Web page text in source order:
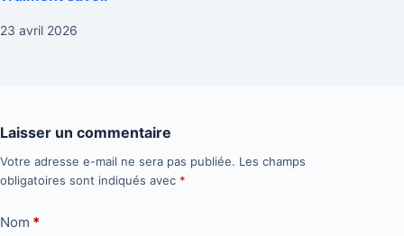
23 avril 2026
Laisser un commentaire
Votre adresse e-mail ne sera pas publiée. Les champs
obligatoires sont indiqués avec *
Nom *